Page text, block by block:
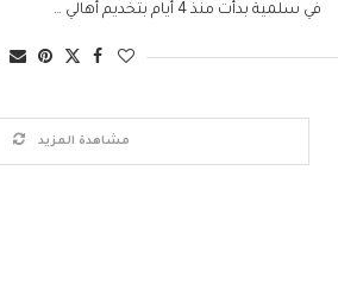
في سلمية بدأت منذ 4 أيام بتخديم أهالي …
مشاهدة المزيد